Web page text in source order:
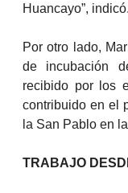
Huancayo”, indicó.
Por otro lado,
de incubación
recibido por los
contribuido en el
la San Pablo en
TRABAJO